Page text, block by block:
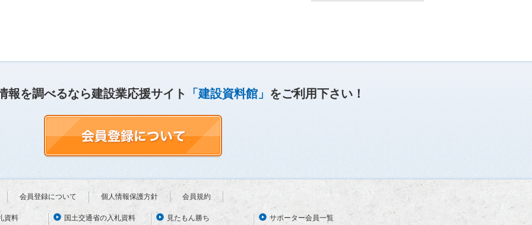
がされませんので、ご了
承のほど、よろしくお願
伴う情報更新停止のお知
らせ(04/26～04/29、05/0
ユーザー各位
報を調べるなら建設業応援サイト 「建設資料館」 をご利用下さい！
会員登録について 個人情報保護方針 会員規約
資料 国土交通省の入札資料 見たもん勝ち サポーター会員一覧